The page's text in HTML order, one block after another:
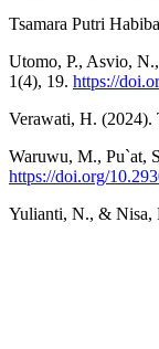
Tsamara Putri
Utomo, P., Asvio,
1(4), 19. https://
Verawati, H. (2024).
Waruwu, M., Pu`at,
https://doi.org/
Yulianti, N., & Nisa,